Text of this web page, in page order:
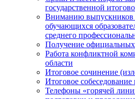
государственной
Вниманию выпускников
обучающихся
среднего
Получение
Работа конфликтной
области
Итоговое сочинение
Итоговое
Телефоны «горячей